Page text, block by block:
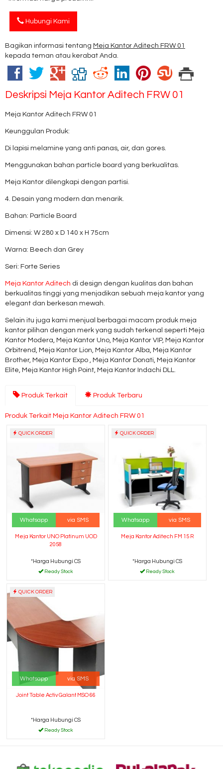
Hubungi Kami
Bagikan informasi tentang Meja Kantor Aditech FRW 01
kepada teman atau kerabat Anda.
Deskripsi Meja Kantor Aditech FRW 01
Meja Kantor Aditech FRW 01
Keunggulan Produk:
Di lapisi melamine yang anti panas, air, dan gores.
Menggunakan bahan particle board yang berkualitas.
Meja Kantor dilengkapi dengan partisi.
4. Desain yang modern dan menarik.
Bahan: Particle Board
Dimensi: W 280 x D 140 x H 75cm
Warna: Beech dan Grey
Seri: Forte Series
Meja Kantor Aditech di design dengan kualitas dan bahan
berkualitas tinggi yang menjadikan sebuah meja kantor yang
elegant dan berkesan mewah.
Selain itu juga kami menjual berbagai macam produk meja
kantor pilihan dengan merk yang sudah terkenal seperti Meja
Kantor Modera, Meja Kantor Uno, Meja Kantor VIP, Meja Kantor
Orbitrend, Meja Kantor Lion, Meja Kantor Alba, Meja Kantor
Brother, Meja Kantor Expo , Meja Kantor Donati, Meja Kantor
Elite, Meja Kantor High Point, Meja Kantor Indachi DLL.
Produk Terkait Produk Terbaru
Produk Terkait Meja Kantor Aditech FRW 01
QUICK ORDER
Whatsapp via SMS
Meja Kantor UNO Platinum UOD
2058
*Harga Hubungi CS
Ready Stock
QUICK ORDER
Whatsapp via SMS
Meja Kantor Aditech FM 15 R
*Harga Hubungi CS
Ready Stock
QUICK ORDER
Whatsapp via SMS
Joint Table Activ Galant MSO 66
*Harga Hubungi CS
Ready Stock